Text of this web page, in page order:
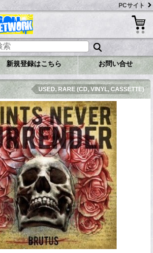
PCサイト
新規登録はこちら お問い合せ
USED, RARE (CD, VINYL, CASSETTE)